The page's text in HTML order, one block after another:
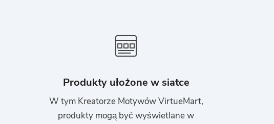
Produkty ułożone w siatce
W tym Kreatorze Motywów VirtueMart,
produkty mogą być wyświetlane w